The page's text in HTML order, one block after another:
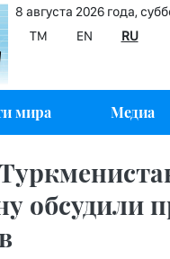
8 августа 2026 года,
TM
EN RU
мира Медиа
обсудили